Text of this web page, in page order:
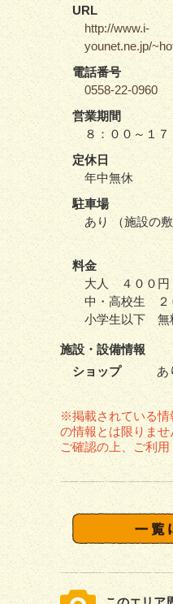
URL
http://www.i-
younet.ne.jp/
電話番号
0558-22-0960
営業期間
８：００～１７
定休日
年中無休
駐車場
あり （施設の
料金
大人 ４００円
中・高校生 ２
小学生以下 無
施設・ 設備情報
ショップ
あ
※掲載されている情
の情報とは限りま
ご確認の上、ご利用